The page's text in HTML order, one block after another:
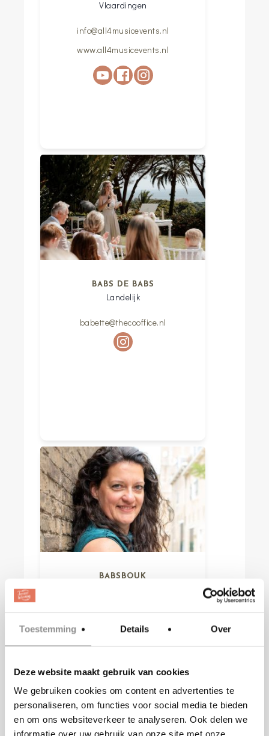
Toestemming Details Over
Deze website maakt gebruik van cookies
We gebruiken cookies om content en advertenties te
personaliseren, om functies voor social media te bieden
en om ons websiteverkeer te analyseren. Ook delen we
informatie over uw gebruik van onze site met onze
Vlaardingen
info@all4musicevents.nl
www.all4musicevents.nl
BABS DE BABS
Landelijk
babette@thecooffice.nl
BABSBOUK
www.babsbouk.nl